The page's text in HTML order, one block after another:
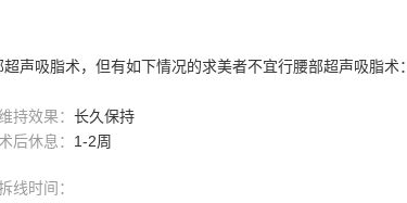
声吸脂术，但有如下情况的求美者不宜行腰部超声吸脂术：
持效果： 长久保持
术后休息： 1-2周
线时间：